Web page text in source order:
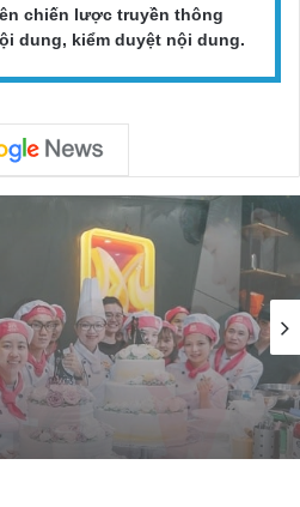
chiến lược truyền thông
dung, kiểm duyệt nội dung.
Bánh Kem Chất
Minh